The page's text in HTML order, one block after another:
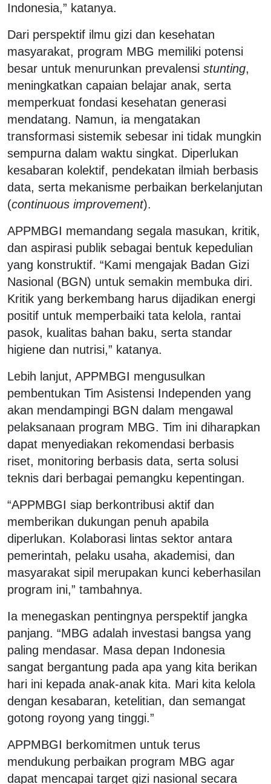
Indonesia,” katanya.
Dari perspektif ilmu gizi dan kesehatan
masyarakat, program MBG memiliki potensi
besar untuk menurunkan prevalensi stunting,
meningkatkan capaian belajar anak, serta
memperkuat fondasi kesehatan generasi
mendatang. Namun, ia mengatakan
transformasi sistemik sebesar ini tidak mungkin
sempurna dalam waktu singkat. Diperlukan
kesabaran kolektif, pendekatan ilmiah berbasis
data, serta mekanisme perbaikan berkelanjutan
(continuous improvement).
APPMBGI memandang segala masukan, kritik,
dan aspirasi publik sebagai bentuk kepedulian
yang konstruktif. “Kami mengajak Badan Gizi
Nasional (BGN) untuk semakin membuka diri.
Kritik yang berkembang harus dijadikan energi
positif untuk memperbaiki tata kelola, rantai
pasok, kualitas bahan baku, serta standar
higiene dan nutrisi,” katanya.
Lebih lanjut, APPMBGI mengusulkan
pembentukan Tim Asistensi Independen yang
akan mendampingi BGN dalam mengawal
pelaksanaan program MBG. Tim ini diharapkan
dapat menyediakan rekomendasi berbasis
riset, monitoring berbasis data, serta solusi
teknis dari berbagai pemangku kepentingan.
“APPMBGI siap berkontribusi aktif dan
memberikan dukungan penuh apabila
diperlukan. Kolaborasi lintas sektor antara
pemerintah, pelaku usaha, akademisi, dan
masyarakat sipil merupakan kunci keberhasilan
program ini,” tambahnya.
Ia menegaskan pentingnya perspektif jangka
panjang. “MBG adalah investasi bangsa yang
paling mendasar. Masa depan Indonesia
sangat bergantung pada apa yang kita berikan
hari ini kepada anak-anak kita. Mari kita kelola
dengan kesabaran, ketelitian, dan semangat
gotong royong yang tinggi.”
APPMBGI berkomitmen untuk terus
mendukung perbaikan program MBG agar
dapat mencapai target gizi nasional secara